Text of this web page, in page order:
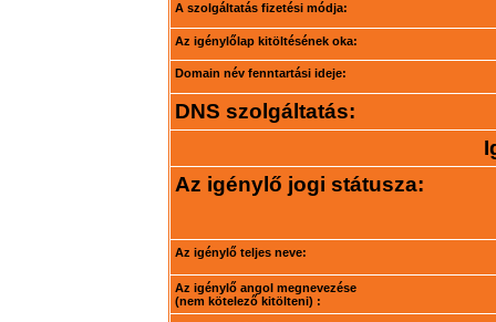
A szolgáltatás fizetési módja:
Az igénylőlap kitöltésének oka:
Domain név fenntartási ideje:
DNS szolgáltatás:
Az igénylő jogi státusza:
Az igénylő teljes neve:
Az igénylő angol megnevezése
(nem kötelező kitölteni) :